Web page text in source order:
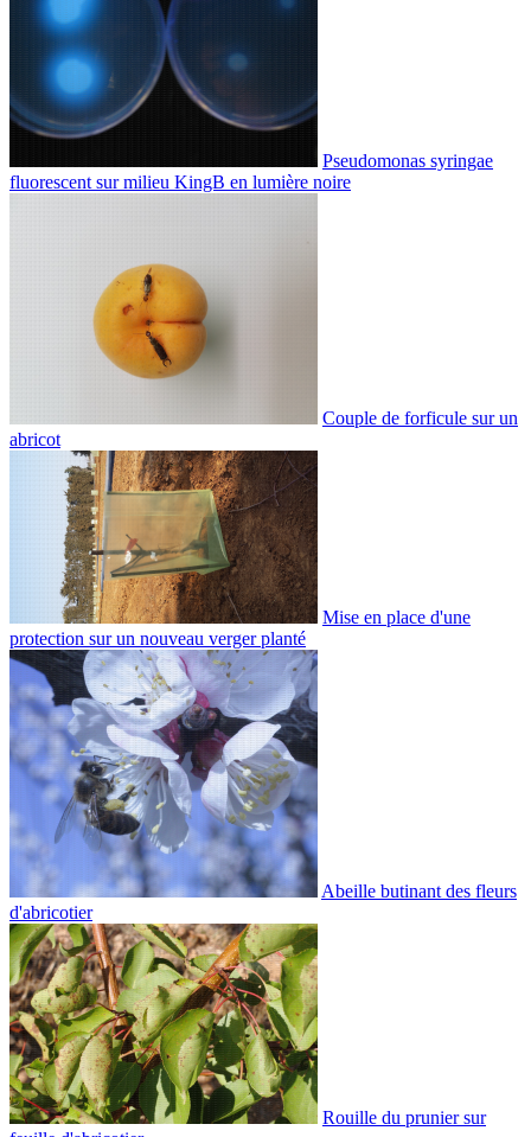
Pseudomonas syringae
fluorescent sur milieu KingB en lumière noire
Couple de forficule sur un
abricot
Mise en place d'une
protection sur un nouveau verger planté
Abeille butinant des fleurs
d'abricotier
Rouille du prunier sur